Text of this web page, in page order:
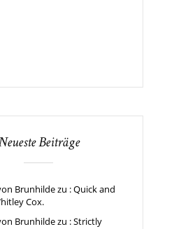
Beiträge
Brunhilde zu : Quick and
Cox.
Brunhilde zu : Strictly